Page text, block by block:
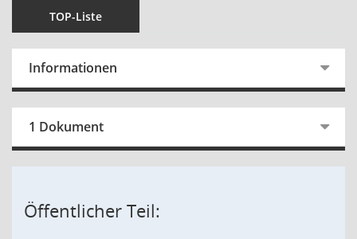
TOP-Liste
Informationen
1 Dokument
Öffentlicher Teil: